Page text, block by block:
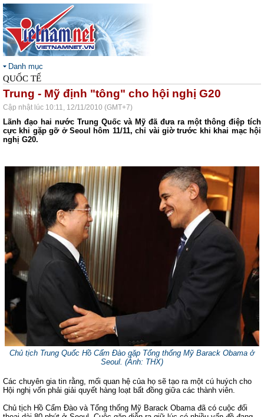
Danh mục
QUỐC TẾ
Trung - Mỹ định "tông" cho hội nghị G20
Cập nhật lúc 10:11, 12/11/2010 (GMT+7)
Lãnh đạo hai nước Trung Quốc và Mỹ đã đưa ra một thông điệp tích
cực khi gặp gỡ ở Seoul hôm 11/11, chỉ vài giờ trước khi khai mạc hội
nghị G20.
Chủ tịch Trung Quốc Hồ Cẩm Đào gặp Tổng thống Mỹ Barack Obama ở
Seoul. (Ảnh: THX)
Các chuyên gia tin rằng, mối quan hệ của họ sẽ tạo ra một cú huých cho
Hội nghị vốn phải giải quyết hàng loạt bất đồng giữa các thành viên.
Chủ tịch Hồ Cẩm Đào và Tổng thống Mỹ Barack Obama đã có cuộc đối